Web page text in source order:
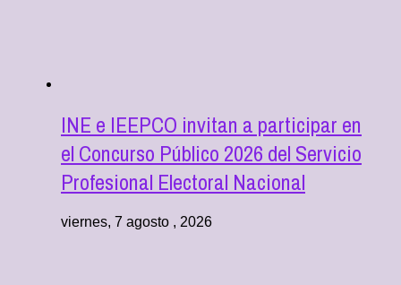
INE e IEEPCO invitan a participar en
el Concurso Público 2026 del Servicio
Profesional Electoral Nacional
viernes, 7 agosto , 2026